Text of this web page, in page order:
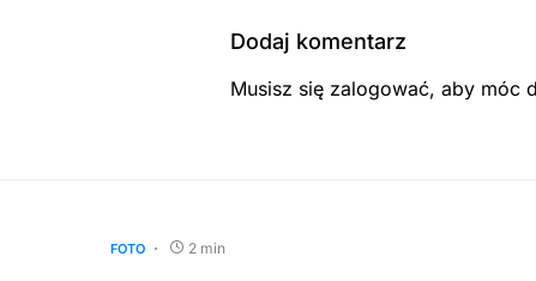
Dodaj komentarz
Musisz się zalogować, aby móc
FOTO 2 min